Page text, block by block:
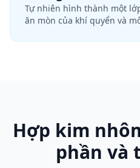
Tự nhiên hình thành một
ăn mòn của khí quyển và
Hợp kim
phần và